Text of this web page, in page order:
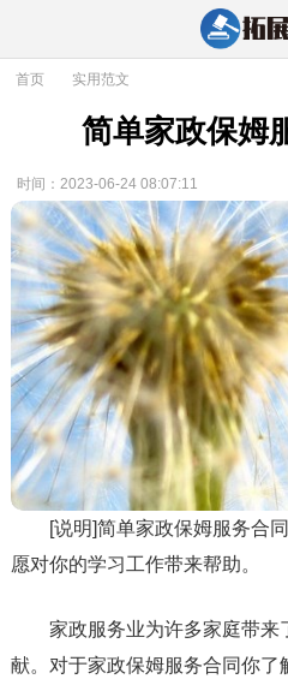
首页 实用范文
简单家政保姆
时间：2023-06-24 08:07:11
[说明]简单家政保姆服务合
愿对你的学习工作带来帮助。
家政服务业为许多家庭带来
献。对于家政保姆服务合同你了